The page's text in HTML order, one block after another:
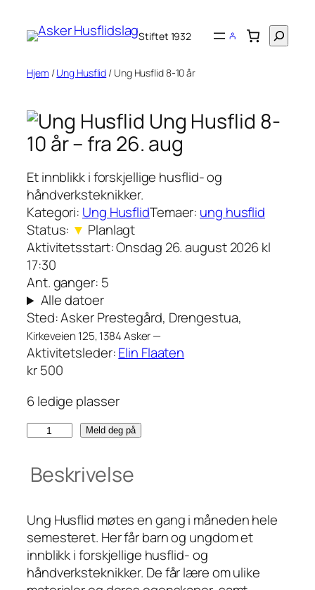
Stiftet 1932 Søk
Hjem /Ung Husflid / Ung Husflid 8-10 år
Ung Husflid 8-
10 år– fra 26. aug
Et innblikk i forskjellige husflid- og
håndverksteknikker.
Kategori: Ung HusflidTemaer: ung husflid
Status: ▼ Planlagt
Aktivitetsstart:Onsdag 26. august 2026 kl
17:30
Ant. ganger: 5
Alle datoer
Sted:Asker Prestegård, Drengestua,
Kirkeveien 125, 1384 Asker —
Aktivitetsleder:Elin Flaaten
kr500
6 ledige plasser
g
H
s
f
l
i
Meld deg på
Beskrivelse
Ung Husflid møtes en gang i måneden hele
semesteret. Her får barn og ungdom et
innblikk i forskjellige husflid- og
håndverksteknikker. De får lære om ulike